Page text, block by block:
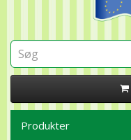
Produkter